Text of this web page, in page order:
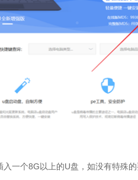
一个8G以上的U盘，如没有特殊